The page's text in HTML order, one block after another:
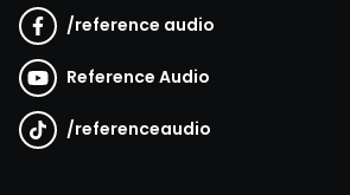
/reference audio
Reference Audio
/referenceaudio